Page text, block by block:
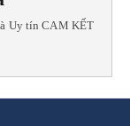
Uy tín CAM KẾT